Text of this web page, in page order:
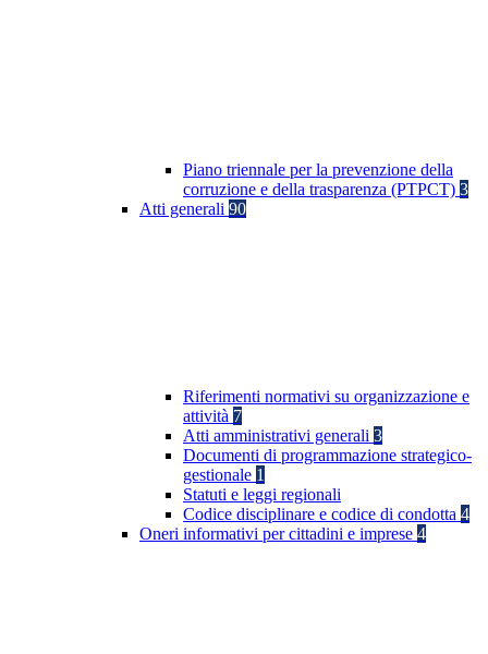
Piano triennale per la prevenzione della
corruzione e della trasparenza (PTPCT) 3
Atti generali 90
Riferimenti normativi su organizzazione e
attività 7
Atti amministrativi generali 3
Documenti di programmazione strategico-
gestionale 1
Statuti e leggi regionali
Codice disciplinare e codice di condotta 4
Oneri informativi per cittadini e imprese 4